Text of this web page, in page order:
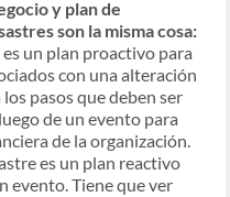
y plan de
son la misma cosa:
un plan proactivo para
con una alteración
pasos que deben ser
de un evento para
de la organización.
es un plan reactivo
evento. Tiene que ver